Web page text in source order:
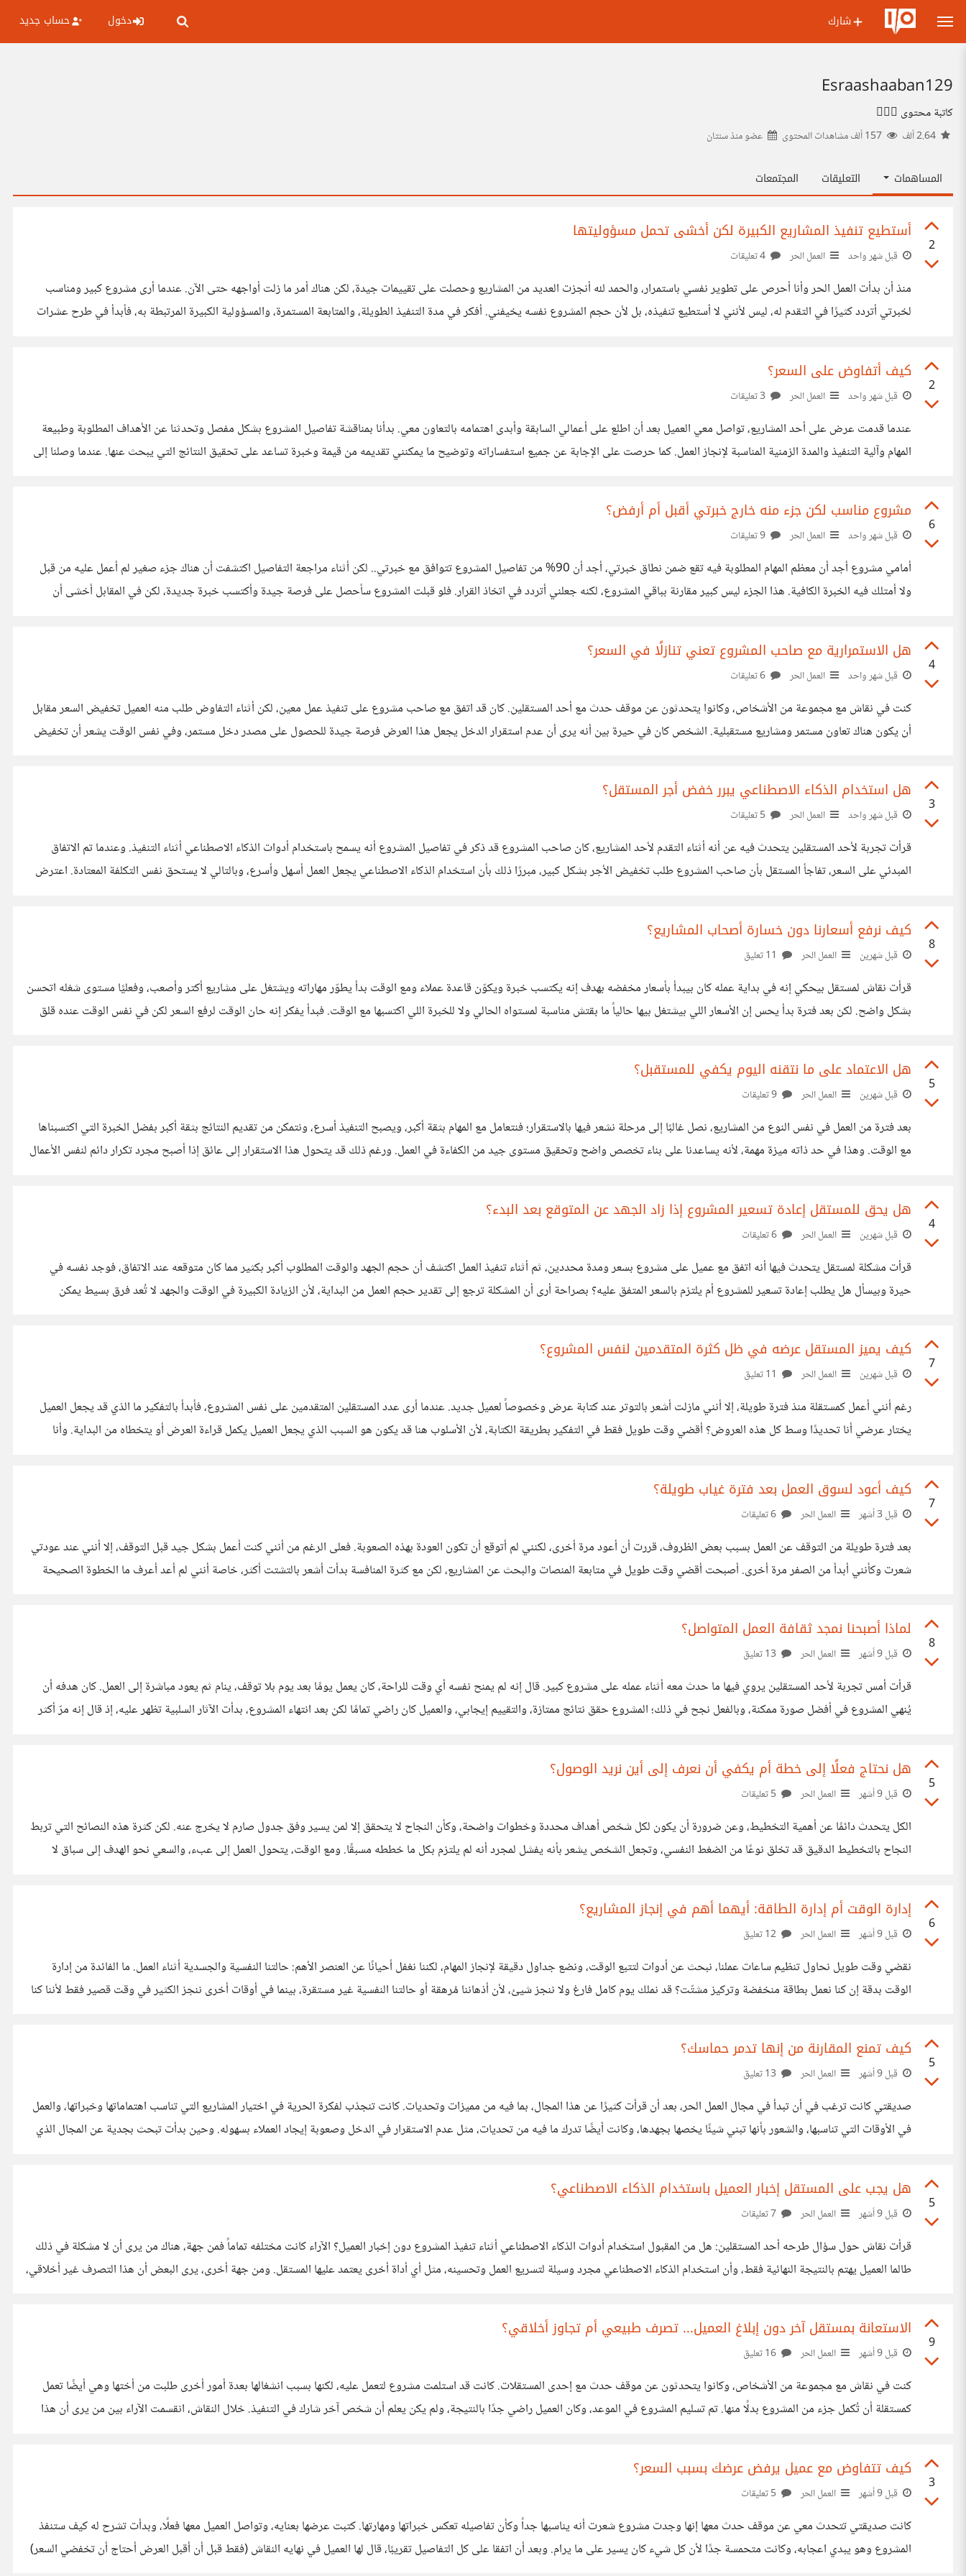
شارك دخول حساب جديد
Esraashaaban129
كاتبة محتوى ✍🏻💖
عضو منذسنتان
المساهمات التعليقات المجتمعات
2
أستطيع تنفيذ المشاريع الكبيرة لكن أخشى تحمل مسؤوليتها
قبل شهر واحد العمل الحر
منذ أن بدأت العمل الحر وأنا أحرص على تطوير نفسي باستمرار، والحمد لله أنجزت العديد من المشاريع وحصلت على تقييمات جيدة، لكن هناك أمر ما زلت أواجهه حتى الآن. عندما أرى مشروع كبير ومناسب
لخبرتي أتردد كثيرًا في التقدم له، ليس لأنني لا أستطيع تنفيذه، بل لأن حجم المشروع نفسه يخيفني. أفكر في مدة التنفيذ الطويلة، والمتابعة المستمرة، والمسؤولية الكبيرة المرتبطة به، فأبدأ في طرح عشرات
2
كيف أتفاوض على السعر؟
قبل شهر واحد العمل الحر
عندما قدمت عرض على أحد المشاريع، تواصل معي العميل بعد أن اطلع على أعمالي السابقة وأبدى اهتمامه بالتعاون معي. بدأنا بمناقشة تفاصيل المشروع بشكل مفصل وتحدثنا عن الأهداف المطلوبة وطبيعة
المهام وآلية التنفيذ والمدة الزمنية المناسبة لإنجاز العمل. كما حرصت على الإجابة عن جميع استفساراته وتوضيح ما يمكنني تقديمه من قيمة وخبرة تساعد على تحقيق النتائج التي يبحث عنها. عندما وصلنا إلى
6
مشروع مناسب لكن جزء منه خارج خبرتي أقبل أم أرفض؟
قبل شهر واحد العمل الحر
أمامي مشروع أجد أن معظم المهام المطلوبة فيه تقع ضمن نطاق خبرتي، أجد أن 90% من تفاصيل المشروع تتوافق مع خبرتي.. لكن أثناء مراجعة التفاصيل اكتشفت أن هناك جزء صغير لم أعمل عليه من قبل
ولا أمتلك فيه الخبرة الكافية. هذا الجزء ليس كبير مقارنة بباقي المشروع، لكنه جعلني أتردد في اتخاذ القرار. فلو قبلت المشروع سأحصل على فرصة جيدة وأكتسب خبرة جديدة، لكن في المقابل أخشى أن
4
هل الاستمرارية مع صاحب المشروع تعني تنازلًا في السعر؟
قبل شهر واحد العمل الحر
كنت في نقاش مع مجموعة من الأشخاص، وكانوا يتحدثون عن موقف حدث مع أحد المستقلين. كان قد اتفق مع صاحب مشروع على تنفيذ عمل معين، لكن أثناء التفاوض طلب منه العميل تخفيض السعر مقابل
أن يكون هناك تعاون مستمر ومشاريع مستقبلية. الشخص كان في حيرة بين أنه يرى أن عدم استقرار الدخل يجعل هذا العرض فرصة جيدة للحصول على مصدر دخل مستمر، وفي نفس الوقت يشعر أن تخفيض
3
هل استخدام الذكاء الاصطناعي يبرر خفض أجر المستقل؟
قبل شهر واحد العمل الحر
قرأت تجربة لأحد المستقلين يتحدث فيه عن أنه أثناء التقدم لأحد المشاريع، كان صاحب المشروع قد ذكر في تفاصيل المشروع أنه يسمح باستخدام أدوات الذكاء الاصطناعي أثناء التنفيذ. وعندما تم الاتفاق
المبدئي على السعر، تفاجأ المستقل بأن صاحب المشروع طلب تخفيض الأجر بشكل كبير، مبررًا ذلك بأن استخدام الذكاء الاصطناعي يجعل العمل أسهل وأسرع، وبالتالي لا يستحق نفس التكلفة المعتادة. اعترض
8
كيف نرفع أسعارنا دون خسارة أصحاب المشاريع؟
قبل شهرين العمل الحر
قرأت نقاش لمستقل بيحكي إنه في بداية عمله كان بيبدأ بأسعار مخفضه بهدف إنه يكتسب خبرة ويكوّن قاعدة عملاء ومع الوقت بدأ يطوّر مهاراته ويشتغل على مشاريع أكتر وأصعب، وفعليًا مستوى شغله اتحسن
بشكل واضح. لكن بعد فترة بدأ يحس إن الأسعار اللي بيشتغل بيها حالياً ما بقتش مناسبة لمستواه الحالي ولا للخبرة اللي اكتسبها مع الوقت. فبدأ يفكر إنه حان الوقت لرفع السعر لكن في نفس الوقت عنده قلق
5
هل الاعتماد على ما نتقنه اليوم يكفي للمستقبل؟
قبل شهرين العمل الحر
بعد فترة من العمل في نفس النوع من المشاريع، نصل غالبًا إلى مرحلة نشعر فيها بالاستقرار؛ فنتعامل مع المهام بثقة أكبر، ويصبح التنفيذ أسرع، ونتمكن من تقديم النتائج بثقة أكبر بفضل الخبرة التي اكتسبناها
مع الوقت. وهذا في حد ذاته ميزة مهمة، لأنه يساعدنا على بناء تخصص واضح وتحقيق مستوى جيد من الكفاءة في العمل. ورغم ذلك قد يتحول هذا الاستقرار إلى عائق إذا أصبح مجرد تكرار دائم لنفس الأعمال
4
هل يحق للمستقل إعادة تسعير المشروع إذا زاد الجهد عن المتوقع بعد البدء؟
قبل شهرين العمل الحر
قرأت مشكلة لمستقل يتحدث فيها أنه اتفق مع عميل على مشروع بسعر ومدة محددين، ثم أثناء تنفيذ العمل اكتشف أن حجم الجهد والوقت المطلوب أكبر بكثير مما كان متوقعه عند الاتفاق، فوجد نفسه في
حيرة وبيسأل هل يطلب إعادة تسعير للمشروع أم يلتزم بالسعر المتفق عليه؟ بصراحة أرى أن المشكلة ترجع إلى تقدير حجم العمل من البداية، لأن الزيادة الكبيرة في الوقت والجهد لا تُعد فرق بسيط يمكن
7
كيف يميز المستقل عرضه في ظل كثرة المتقدمين لنفس المشروع؟
قبل شهرين العمل الحر
رغم أنني أعمل كمستقلة منذ فترة طويلة، إلا أنني مازلت أشعر بالتوتر عند كتابة عرض وخصوصاً لعميل جديد. عندما أرى عدد المستقلين المتقدمين على نفس المشروع، فأبدأ بالتفكير ما الذي قد يجعل العميل
يختار عرضي أنا تحديدًا وسط كل هذه العروض؟ أقضي وقت طويل فقط في التفكير بطريقة الكتابة، لأن الأسلوب هنا قد يكون هو السبب الذي يجعل العميل يكمل قراءة العرض أو يتخطاه من البداية. وأنا
7
كيف أعود لسوق العمل بعد فترة غياب طويلة؟
قبل 3 أشهر العمل الحر
بعد فترة طويلة من التوقف عن العمل بسبب بعض الظروف، قررت أن أعود مرة أخرى، لكنني لم أتوقع أن تكون العودة بهذه الصعوبة. فعلى الرغم من أنني كنت أعمل بشكل جيد قبل التوقف، إلا أنني عند عودتي
شعرت وكأنني أبدأ من الصفر مرة أخرى. أصبحت أقضي وقت طويل في متابعة المنصات والبحث عن المشاريع، لكن مع كثرة المنافسة بدأت أشعر بالتشتت أكثر، خاصة أنني لم أعد أعرف ما الخطوة الصحيحة
8
لماذا أصبحنا نمجد ثقافة العمل المتواصل؟
قبل 9 أشهر العمل الحر
قرأت أمس تجربة لأحد المستقلين يروي فيها ما حدث معه أثناء عمله على مشروع كبير. قال إنه لم يمنح نفسه أي وقت للراحة، كان يعمل يومًا بعد يوم بلا توقف، ينام ثم يعود مباشرة إلى العمل. كان هدفه أن
يُنهي المشروع في أفضل صورة ممكنة، وبالفعل نجح في ذلك؛ المشروع حقق نتائج ممتازة، والتقييم إيجابي، والعميل كان راضي تمامًا لكن بعد انتهاء المشروع، بدأت الآثار السلبية تظهر عليه، إذ قال إنه مرّ أكثر
5
هل نحتاج فعلًا إلى خطة أم يكفي أن نعرف إلى أين نريد الوصول؟
قبل 9 أشهر العمل الحر
الكل يتحدث دائمًا عن أهمية التخطيط، وعن ضرورة أن يكون لكل شخص أهداف محددة وخطوات واضحة، وكأن النجاح لا يتحقق إلا لمن يسير وفق جدول صارم لا يخرج عنه. لكن كثرة هذه النصائح التي تربط
النجاح بالتخطيط الدقيق قد تخلق نوعًا من الضغط النفسي، وتجعل الشخص يشعر بأنه يفشل لمجرد أنه لم يلتزم بكل ما خططه مسبقًا. ومع الوقت، يتحول العمل إلى عبء، والسعي نحو الهدف إلى سباق لا
6
إدارة الوقت أم إدارة الطاقة: أيهما أهم في إنجاز المشاريع؟
قبل 9 أشهر العمل الحر
نقضي وقت طويل نحاول تنظيم ساعات عملنا، نبحث عن أدوات لتتبع الوقت، ونضع جداول دقيقة لإنجاز المهام، لكننا نغفل أحيانًا عن العنصر الأهم: حالتنا النفسية والجسدية أثناء العمل. ما الفائدة من إدارة
الوقت بدقة إن كنا نعمل بطاقة منخفضة وتركيز مشتّت؟ قد نملك يوم كامل فارغ ولا ننجز شيئ، لأن أذهاننا مُرهقة أو حالتنا النفسية غير مستقرة، بينما في أوقات أخرى ننجز الكثير في وقت قصير فقط لأننا كنا
5
كيف تمنع المقارنة من إنها تدمر حماسك؟
قبل 9 أشهر العمل الحر
صديقتي كانت ترغب في أن تبدأ في مجال العمل الحر، بعد أن قرأت كثيرًا عن هذا المجال، بما فيه من مميزات وتحديات. كانت تنجذب لفكرة الحرية في اختيار المشاريع التي تناسب اهتماماتها وخبراتها، والعمل
في الأوقات التي تناسبها، والشعور بأنها تبني شيئًا يخصها بجهدها، وكانت أيضًا تدرك ما فيه من تحديات، مثل عدم الاستقرار في الدخل وصعوبة إيجاد العملاء بسهوله. وحين بدأت تبحث بجدية عن المجال الذي
5
هل يجب على المستقل إخبار العميل باستخدام الذكاء الاصطناعي؟
قبل 9 أشهر العمل الحر
قرأت نقاش حول سؤال طرحه أحد المستقلين: هل من المقبول استخدام أدوات الذكاء الاصطناعي أثناء تنفيذ المشروع دون إخبار العميل؟ الآراء كانت مختلفه تماماً فمن جهة، هناك من يرى أن لا مشكلة في ذلك
طالما العميل يهتم بالنتيجة النهائية فقط، وأن استخدام الذكاء الاصطناعي مجرد وسيلة لتسريع العمل وتحسينه، مثل أي أداة أخرى يعتمد عليها المستقل. ومن جهة أخرى، يرى البعض أن هذا التصرف غير أخلاقي،
9
الاستعانة بمستقل آخر دون إبلاغ العميل... تصرف طبيعي أم تجاوز أخلاقي؟
قبل 9 أشهر العمل الحر
كنت في نقاش مع مجموعة من الأشخاص، وكانوا يتحدثون عن موقف حدث مع إحدى المستقلات. كانت قد استلمت مشروع لتعمل عليه، لكنها بسبب انشغالها بعدة أمور أخرى طلبت من أختها وهي أيضًا تعمل
كمستقلة أن تُكمل جزء من المشروع بدلًا منها. تم تسليم المشروع في الموعد، وكان العميل راضي جدًا بالنتيجة، ولم يكن يعلم أن شخص آخر شارك في التنفيذ. خلال النقاش، انقسمت الآراء بين من يرى أن هذا
3
كيف تتفاوض مع عميل يرفض عرضك بسبب السعر؟
قبل 9 أشهر العمل الحر
كانت صديقتي تتحدث معي عن موقف حدث معها إنها وجدت مشروع شعرت أنه يناسبها جداً وكأن تفاصيله تعكس خبراتها ومهارتها. كتبت عرضها بعنايه، وتواصل العميل معها فعلًا، وبدأت تشرح له كيف ستنفذ
المشروع وهو يبدي اعجابه، وكانت متحمسة جدًا لأن كل شيء كان يسير على ما يرام. وبعد أن اتفقا على كل التفاصيل تقريبًا، قال لها العميل في نهايه النقاش (فقط قبل أن أقبل العرض أحتاج أن تخفضي السعر)